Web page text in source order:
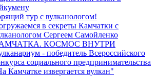
тур с вулканологом!
в секреты Камчатки с
Сергеем Самойленко
КОСМОС ВНУТРИ
- победитель Всероссийского
социального предпринимательства
Камчатке извергается вулкан"